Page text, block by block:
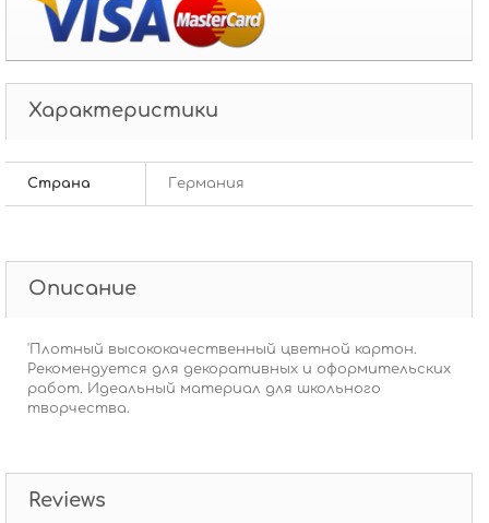
Характеристики
Страна Германия
Описание
'Плотный высококачественный цветной картон.
Рекомендуется для декоративных и оформительских
работ. Идеальный материал для школьного
творчества.
Reviews